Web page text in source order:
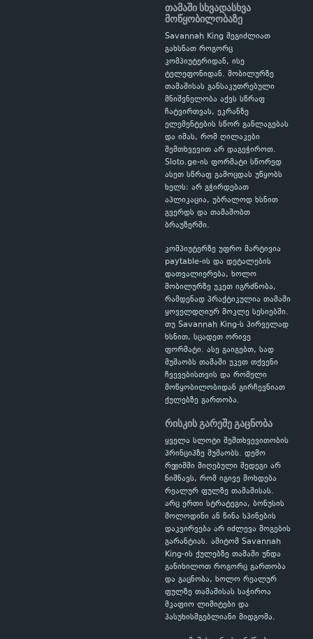
თამაში სხვადასხვა
მოწყობილობაზე
Savannah King შეგიძლიათ
გახსნათ როგორც
კომპიუტერიდან, ისე
ტელეფონიდან. მობილურზე
თამაშისას განსაკუთრებული
მნიშვნელობა აქვს სწრაფ
ჩატვირთვას, ეკრანზე
ელემენტების სწორ განლაგებას
და იმას, რომ ღილაკები
შემთხვევით არ დაგეჭიროთ.
Sloto.ge-ის ფორმატი სწორედ
ასეთ სწრაფ გამოცდას უწყობს
ხელს: არ გჭირდებათ
აპლიკაცია, უბრალოდ ხსნით
გვერდს და თამაშობთ
ბრაუზერში.
კომპიუტერზე უფრო მარტივია
paytable-ის და დეტალების
დათვალიერება, ხოლო
მობილურზე უკეთ იგრძნობა,
რამდენად პრაქტიკულია თამაში
ყოველდღიურ მოკლე სესიებში.
თუ Savannah King-ს პირველად
ხსნით, სცადეთ ორივე
ფორმატი. ასე გაიგებთ, სად
მუშაობს თამაში უკეთ თქვენი
ჩვევებისთვის და რომელი
მოწყობილობიდან გირჩევნიათ
ქულებზე გართობა.
რისკის გარეშე გაცნობა
ყველა სლოტი შემთხვევითობის
პრინციპზე მუშაობს. დემო
რეჟიმში მიღებული შედეგი არ
ნიშნავს, რომ იგივე მოხდება
რეალურ ფულზე თამაშისას.
არც ერთი სტრატეგია, ბონუსის
მოლოდინი ან წინა სპინების
დაკვირვება არ იძლევა მოგების
გარანტიას. ამიტომ Savannah
King-ის ქულებზე თამაში უნდა
განიხილოთ როგორც გართობა
და გაცნობა, ხოლო რეალურ
ფულზე თამაშისას საჭიროა
მკაფიო ლიმიტები და
პასუხისმგებლიანი მიდგომა.